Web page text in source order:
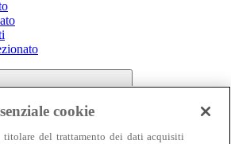
cookie
titolare del trattamento dei dati acquisiti